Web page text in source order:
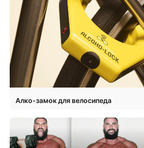
Алко-замок для велосипеда